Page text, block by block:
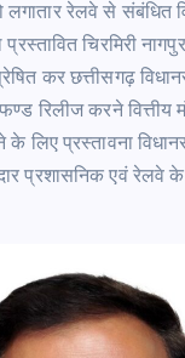
रेलवे से संबंधित
चिरमिरी
कर छत्तीसगढ़
रिलीज करने वित्तीय
के लिए प्रस्तावना
प्रशासनिक एवं रेलवे के